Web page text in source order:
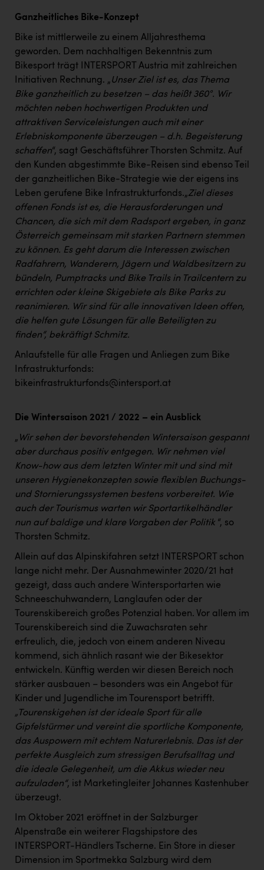
Ganzheitliches Bike-Konzept
Bike ist mittlerweile zu einem Alljahresthema
geworden. Dem nachhaltigen Bekenntnis zum
Bikesport trägt INTERSPORT Austria mit zahlreichen
Initiativen Rechnung. „Unser Ziel ist es, das Thema
Bike ganzheitlich zu besetzen – das heißt 360°. Wir
möchten neben hochwertigen Produkten und
attraktiven Serviceleistungen auch mit einer
Erlebniskomponente überzeugen – d.h. Begeisterung
schaffen“, sagt Geschäftsführer Thorsten Schmitz. Auf
den Kunden abgestimmte Bike-Reisen sind ebenso Teil
der ganzheitlichen Bike-Strategie wie der eigens ins
Leben gerufene Bike Infrastrukturfonds.„Ziel dieses
offenen Fonds ist es, die Herausforderungen und
Chancen, die sich mit dem Radsport ergeben, in ganz
Österreich gemeinsam mit starken Partnern stemmen
zu können. Es geht darum die Interessen zwischen
Radfahrern, Wanderern, Jägern und Waldbesitzern zu
bündeln, Pumptracks und Bike Trails in Trailcentern zu
errichten oder kleine Skigebiete als Bike Parks zu
reanimieren. Wir sind für alle innovativen Ideen offen,
die helfen gute Lösungen für alle Beteiligten zu
finden“, bekräftigt Schmitz.
Anlaufstelle für alle Fragen und Anliegen zum Bike
Infrastrukturfonds:
bikeinfrastrukturfonds@intersport.at
Die Wintersaison 2021 / 2022 – ein Ausblick
„ Wir sehen der bevorstehenden Wintersaison gespannt
aber durchaus positiv entgegen. Wir nehmen viel
Know-how aus dem letzten Winter mit und sind mit
unseren Hygienekonzepten sowie flexiblen Buchungs-
und Stornierungssystemen bestens vorbereitet. Wie
auch der Tourismus warten wir Sportartikelhändler
nun auf baldige und klare Vorgaben der Politik “, so
Thorsten Schmitz.
Allein auf das Alpinskifahren setzt INTERSPORT schon
lange nicht mehr. Der Ausnahmewinter 2020/21 hat
gezeigt, dass auch andere Wintersportarten wie
Schneeschuhwandern, Langlaufen oder der
Tourenskibereich großes Potenzial haben. Vor allem im
Tourenskibereich sind die Zuwachsraten sehr
erfreulich, die, jedoch von einem anderen Niveau
kommend, sich ähnlich rasant wie der Bikesektor
entwickeln. Künftig werden wir diesen Bereich noch
stärker ausbauen – besonders was ein Angebot für
Kinder und Jugendliche im Tourensport betrifft.
„Tourenskigehen ist der ideale Sport für alle
Gipfelstürmer und vereint die sportliche Komponente,
das Auspowern mit echtem Naturerlebnis. Das ist der
perfekte Ausgleich zum stressigen Berufsalltag und
die ideale Gelegenheit, um die Akkus wieder neu
aufzuladen“, ist Marketingleiter Johannes Kastenhuber
überzeugt.
Im Oktober 2021 eröffnet in der Salzburger
Alpenstraße ein weiterer Flagshipstore des
INTERSPORT-Händlers Tscherne. Ein Store in dieser
Dimension im Sportmekka Salzburg wird dem